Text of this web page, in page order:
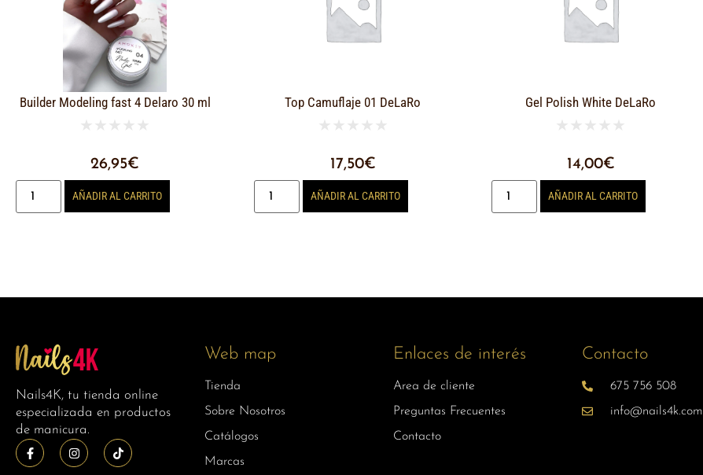
Builder Modeling fast 4 Delaro 30 ml
★ ★ ★ ★ ★
26,95€
AÑADIR AL CARRITO
Top Camuflaje 01 DeLaRo
★ ★ ★ ★ ★
17,50€
AÑADIR AL CARRITO
Gel Polish White DeLaRo
★ ★ ★ ★ ★
14,00€
AÑADIR AL CARRITO
Nails4K, tu tienda online
especializada en productos
de manicura.
Web map
Tienda
Sobre Nosotros
Catálogos
Marcas
Enlaces de interés
Area de cliente
Preguntas Frecuentes
Contacto
Contacto
675 756 508
info@nails4k.com